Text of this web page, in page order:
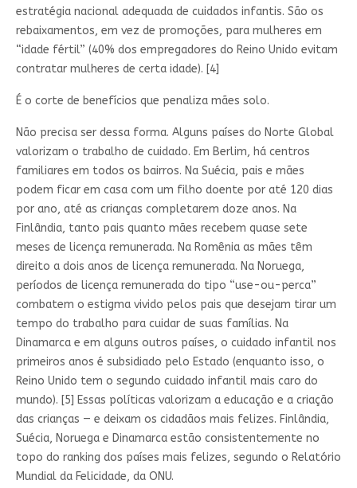
estratégia nacional adequada de cuidados infantis. São os
rebaixamentos, em vez de promoções, para mulheres em
“idade fértil” (40% dos empregadores do Reino Unido evitam
contratar mulheres de certa idade). [4]
É o corte de benefícios que penaliza mães solo.
Não precisa ser dessa forma. Alguns países do Norte Global
valorizam o trabalho de cuidado. Em Berlim, há centros
familiares em todos os bairros. Na Suécia, pais e mães
podem ficar em casa com um filho doente por até 120 dias
por ano, até as crianças completarem doze anos. Na
Finlândia, tanto pais quanto mães recebem quase sete
meses de licença remunerada. Na Romênia as mães têm
direito a dois anos de licença remunerada. Na Noruega,
períodos de licença remunerada do tipo “use-ou-perca”
combatem o estigma vivido pelos pais que desejam tirar um
tempo do trabalho para cuidar de suas famílias. Na
Dinamarca e em alguns outros países, o cuidado infantil nos
primeiros anos é subsidiado pelo Estado (enquanto isso, o
Reino Unido tem o segundo cuidado infantil mais caro do
mundo). [5] Essas políticas valorizam a educação e a criação
das crianças — e deixam os cidadãos mais felizes. Finlândia,
Suécia, Noruega e Dinamarca estão consistentemente no
topo do ranking dos países mais felizes, segundo o Relatório
Mundial da Felicidade, da ONU.